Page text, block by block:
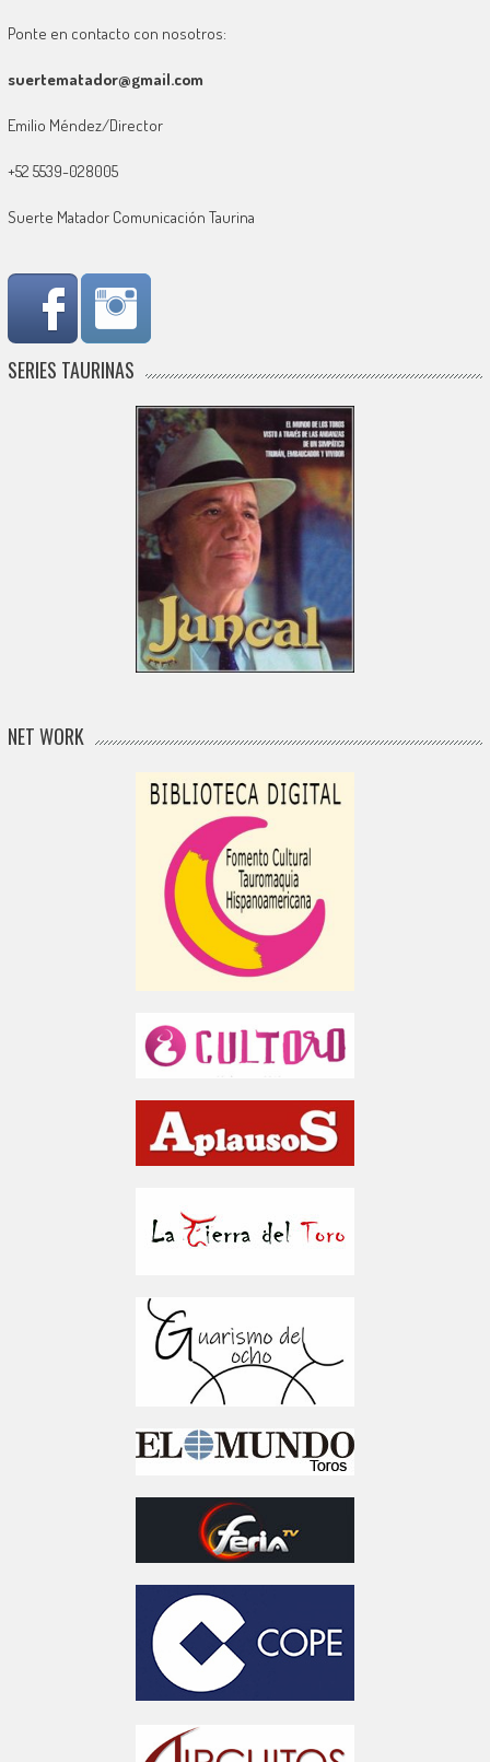
Ponte en contacto con nosotros:
suertematador@gmail.com
Emilio Méndez/Director
+52 5539-028005
Suerte Matador Comunicación Taurina
SERIES TAURINAS
NET WORK